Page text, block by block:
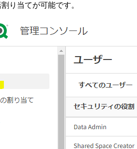
り当てが可能です。